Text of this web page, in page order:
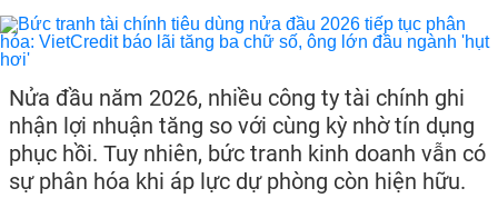
Nửa đầu năm 2026, nhiều công ty tài chính ghi
nhận lợi nhuận tăng so với cùng kỳ nhờ tín dụng
phục hồi. Tuy nhiên, bức tranh kinh doanh vẫn có
sự phân hóa khi áp lực dự phòng còn hiện hữu.